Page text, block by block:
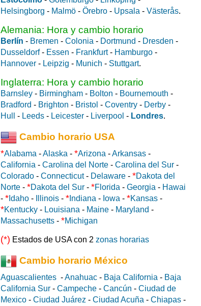
Helsingborg - Malmö - Örebro - Upsala - Västerås.
Alemania: Hora y cambio horario
Berlín - Bremen - Colonia - Dortmund - Dresden -
Dusseldorf- Essen - Frankfurt- Hamburgo -
Hannover - Leipzig - Munich - Stuttgart.
Inglaterra: Hora y cambio horario
Barnsley - Birmingham - Bolton - Bournemouth -
Bradford - Brighton - Bristol - Coventry - Derby -
Hull
- Leeds - Leicester - Liverpool - Londres.
Cambio horario USA
*Alabama -Alaska - *Arizona -Arkansas -
California - Carolina del Norte - Carolina del Sur -
Colorado - Connecticut- Delaware - *Dakota del
Norte - *Dakota del Sur - *Florida - Georgia - Hawai
- * Idaho - Illinois - * Indiana - Iowa - *Kansas -
*Kentucky - Louisiana - Maine - Maryland -
Massachusetts - *Michigan
(*) Estados de USA con 2 zonas horarias
Cambio horario México
Aguascalientes -Anahuac - Baja California - Baja
California Sur - Campeche - Cancún - Ciudad de
Mexico - Ciudad Juárez - Ciudad Acuña - Chiapas -